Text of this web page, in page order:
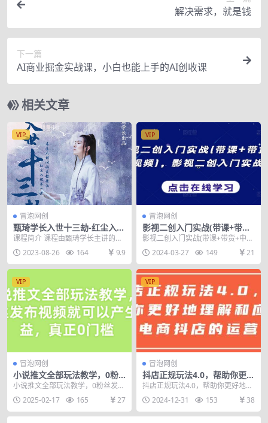
解决需求，就是钱
下一篇
AI商业掘金实战课，小白也能上手的AI创收课
相关文章
VIP
冒泡网创
甄琦学长入世十三劫-红尘入世
第一课，教你看清世间的宏观
与微观竞争价值2077元
课程简介 课程由甄琦学长主讲的入
世十三劫-红尘入世第一课官网售价
2077元 红人...
2023-08-26 164 9.9
VIP
冒泡网创
影视二创入门实战(带课+带货
+中视频)，影视二创入门实战
课
影视二创入门实战(带课+带货+中视
频)，影视二创入门实战课 0基础入
门·起量技巧...
2024-03-27 149 21
VIP
冒泡网创
小说推文全部玩法教学，0粉
丝发布视频就可以产生收益，
真正0门槛
小说推文全部玩法教学，0粉丝发布
视频就可以产生收益，真正0门槛
课程内容： 1....
2025-02-17 165 27
VIP
冒泡网创
抖店正规玩法4.0，帮助你更好
地理解和应对电商抖店的运营
抖店正规玩法4.0，帮助你更好地理
解和应对电商抖店的运营 主要内容
包括：了解平台...
2024-12-31 153 38